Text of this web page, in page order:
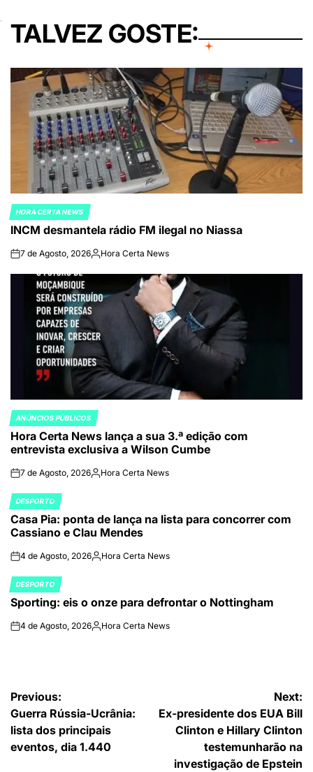
TALVEZ GOSTE:
POSTED
IN
HORA CERTA NEWS
INCM desmantela rádio FM ilegal no Niassa
on7 de Agosto, 2026Publicado
Hora Certa News
POSTED
IN
ANÚNCIOS PÚBLICOS
Hora Certa News lança a sua 3.ª edição com
entrevista exclusiva a Wilson Cumbe
on7 de Agosto, 2026Publicado
Hora Certa News
POSTED
IN
DESPORTO
Casa Pia: ponta de lança na lista para concorrer com
Cassiano e Clau Mendes
on4 de Agosto, 2026Publicado
Hora Certa News
POSTED
IN
DESPORTO
Sporting: eis o onze para defrontar o Nottingham
on4 de Agosto, 2026Publicado
Hora Certa News
Navegação
de
artigos
Previous:
Guerra Rússia-Ucrânia:
lista dos principais
eventos, dia 1.440
Next:
Ex-presidente dos EUA Bill
Clinton e Hillary Clinton
testemunharão na
investigação de Epstein